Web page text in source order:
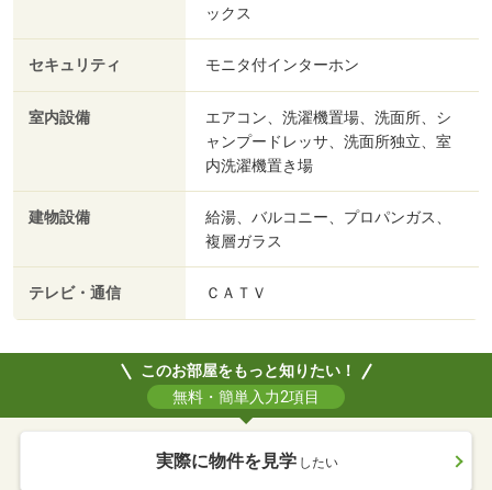
ックス
セキュリティ モニタ付インターホン
室内設備
エアコン、洗濯機置場、洗面所、シ
ャンプードレッサ、洗面所独立、室
内洗濯機置き場
建物設備
給湯、バルコニー、プロパンガス、
複層ガラス
テレビ・通信 ＣＡＴＶ
このお部屋をもっと知りたい！
無料・簡単入力2項目
実際に物件を見学 したい